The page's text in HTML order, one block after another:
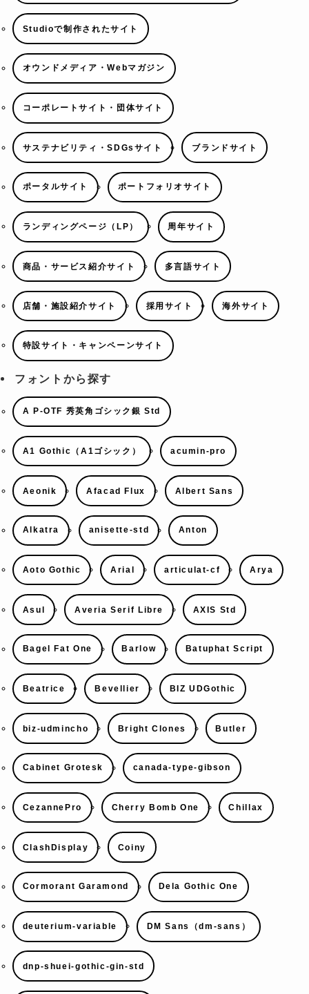
Studioで制作されたサイト
オウンドメディア・Webマガジン
コーポレートサイト・団体サイト
サステナビリティ・SDGsサイト ブランドサイト
ポータルサイト ポートフォリオサイト
ランディングページ（LP） 周年サイト
商品・サービス紹介サイト 多言語サイト
店舗・施設紹介サイト 採用サイト 海外サイト
特設サイト・キャンペーンサイト
フォントから探す
A P-OTF 秀英角ゴシック銀 Std
A1 Gothic（A1ゴシック） acumin-pro
Aeonik Afacad Flux Albert Sans
Alkatra anisette-std Anton
Aoto Gothic Arial articulat-cf Arya
Asul Averia Serif Libre AXIS Std
Bagel Fat One Barlow Batuphat Script
Beatrice Bevellier BIZ UDGothic
biz-udmincho Bright Clones Butler
Cabinet Grotesk canada-type-gibson
CezannePro Cherry Bomb One Chillax
ClashDisplay Coiny
Cormorant Garamond Dela Gothic One
deuterium-variable DM Sans（dm-sans）
dnp-shuei-gothic-gin-std